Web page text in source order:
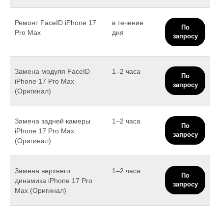
Ремонт FaceID iPhone 17
Pro Max
в течение
дня
По
запросу
Замена модуля FaceID
iPhone 17 Pro Max
(Оригинал)
1–2 часа
По
запросу
Замена задней камеры
iPhone 17 Pro Max
(Оригинал)
1–2 часа
По
запросу
Замена верхнего
динамика iPhone 17 Pro
Max (Оригинал)
1–2 часа
По
запросу